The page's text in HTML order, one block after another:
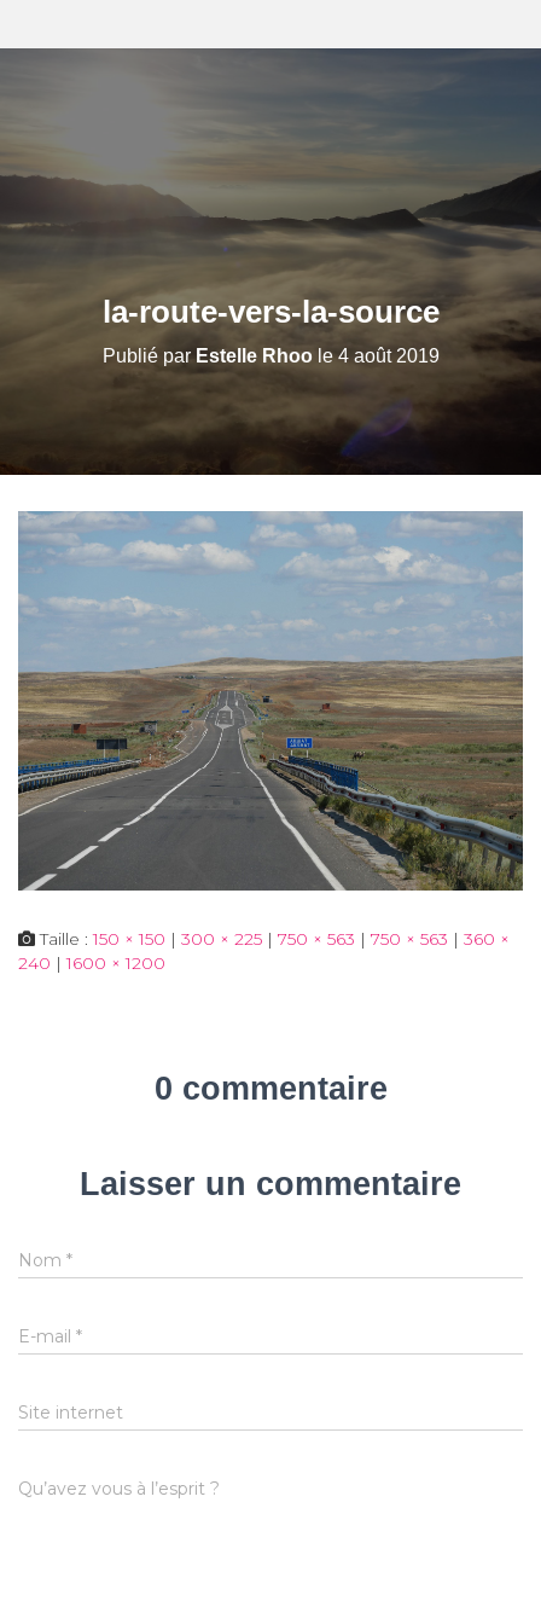
la-route-vers-la-source
Publié par Estelle Rhoole4 août 2019
Taille :150 × 150 | 300 × 225 | 750 × 563 | 750 × 563 | 360 ×
240 | 1600 × 1200
0 commentaire
Laisser un commentaire
Nom *
E-mail *
Site internet
Qu’avez vous à l’esprit ?